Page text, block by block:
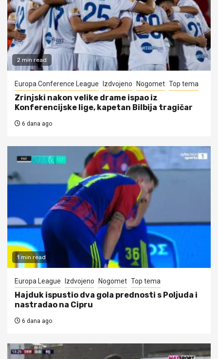
2 min read
Europa Conference League Izdvojeno Nogomet Top tema
Zrinjski nakon velike drame ispao iz
Konferencijske lige, kapetan Bilbija tragičar
6 dana ago
1 min read
Europa League Izdvojeno Nogomet Top tema
Hajduk ispustio dva gola prednosti s Poljuda i
nastradao na Cipru
6 dana ago